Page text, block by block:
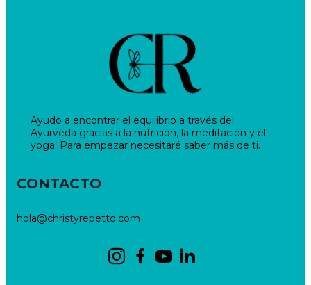
Ayudo a encontrar el equilibrio a través del
Ayurveda gracias a la nutrición, la meditación y el
yoga. Para empezar necesitaré saber más de ti.
CONTACTO
hola@christyrepetto.com